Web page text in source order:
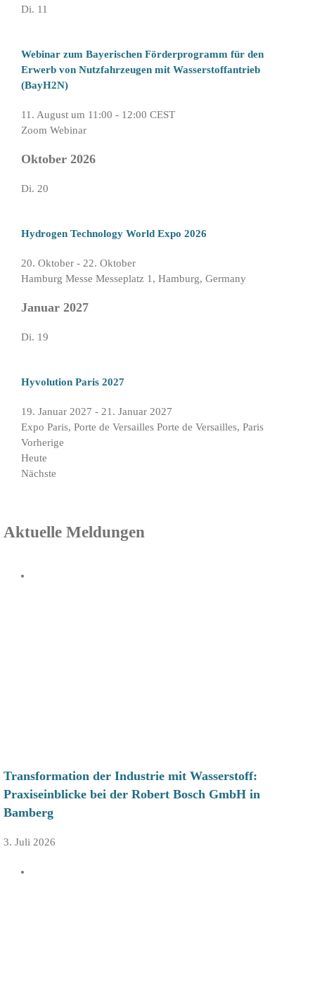
Di. 11
Webinar zum Bayerischen Förderprogramm für den
Erwerb von Nutzfahrzeugen mit Wasserstoffantrieb
(BayH2N)
11. August um 11:00 - 12:00 CEST
Zoom Webinar
Oktober 2026
Di. 20
Hydrogen Technology World Expo 2026
20. Oktober- 22. Oktober
Hamburg Messe Messeplatz 1, Hamburg, Germany
Januar 2027
Di. 19
Hyvolution Paris 2027
19. Januar 2027 - 21. Januar 2027
Expo Paris, Porte de Versailles Porte de Versailles, Paris
VorherigeVeranstaltungen
Heute
Nächste
Aktuelle Meldungen
Transformation der Industrie mit Wasserstoff:
Praxiseinblicke bei der Robert Bosch GmbH in
Bamberg
3. Juli 2026